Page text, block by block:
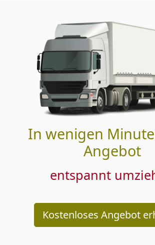
In wenigen
Angebot
entspannt
Kostenloses Angebot